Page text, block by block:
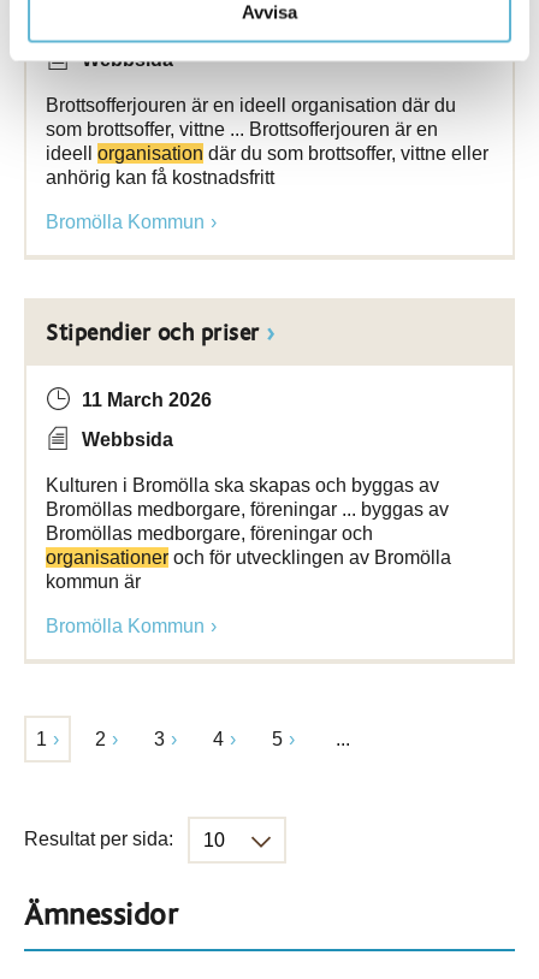
Avvisa
Webbsida
Brottsofferjouren är en ideell organisation där du
som brottsoffer, vittne ... Brottsofferjouren är en
ideell organisation där du som brottsoffer, vittne eller
anhörig kan få kostnadsfritt
Bromölla Kommun
Stipendier och priser
11 March 2026
Webbsida
Kulturen i Bromölla ska skapas och byggas av
Bromöllas medborgare, föreningar ... byggas av
Bromöllas medborgare, föreningar och
organisationer och för utvecklingen av Bromölla
kommun är
Bromölla Kommun
1 2 3 4 5 ...
Resultat per sida:
Ämnessidor